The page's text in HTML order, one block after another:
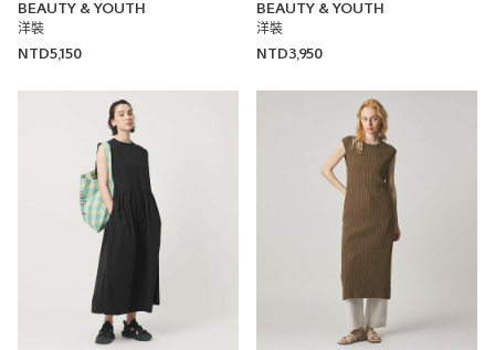
BEAUTY & YOUTH
洋裝
NTD5,150
BEAUTY & YOUTH
洋裝
NTD3,950